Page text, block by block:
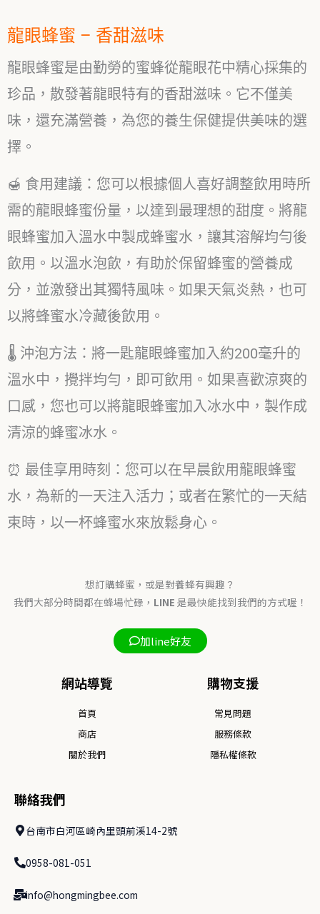
龍眼蜂蜜 – 香甜滋味
龍眼蜂蜜是由勤勞的蜜蜂從龍眼花中精心採集的
珍品，散發著龍眼特有的香甜滋味。它不僅美
味，還充滿營養，為您的養生保健提供美味的選
擇。
🍯 食用建議：您可以根據個人喜好調整飲用時所
需的龍眼蜂蜜份量，以達到最理想的甜度。將龍
眼蜂蜜加入溫水中製成蜂蜜水，讓其溶解均勻後
飲用。以溫水泡飲，有助於保留蜂蜜的營養成
分，並激發出其獨特風味。如果天氣炎熱，也可
以將蜂蜜水冷藏後飲用。
🌡️ 沖泡方法：將一匙龍眼蜂蜜加入約200毫升的
溫水中，攪拌均勻，即可飲用。如果喜歡涼爽的
口感，您也可以將龍眼蜂蜜加入冰水中，製作成
清涼的蜂蜜冰水。
⏰ 最佳享用時刻：您可以在早晨飲用龍眼蜂蜜
水，為新的一天注入活力；或者在繁忙的一天結
束時，以一杯蜂蜜水來放鬆身心。
想訂購蜂蜜，或是對養蜂有興趣？
我們大部分時間都在蜂場忙碌， LINE 是最快能找到我們的方式喔！
加line好友
網站導覽
首頁
商店
關於我們
購物支援
常見問題
服務條款
隱私權條款
聯絡我們
台南市白河區崎內里頭前溪14-2號
0958-081-051
info@hongmingbee.com